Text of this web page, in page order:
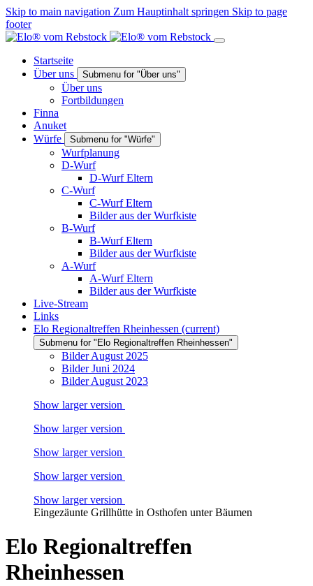
Skip to main navigation Zum Hauptinhalt springen Skip to page
footer
Startseite
Über uns
Submenu for "Über uns"
Über uns
Fortbildungen
Finna
Anuket
Würfe
Submenu for "Würfe"
Wurfplanung
D-Wurf
D-Wurf Eltern
C-Wurf
C-Wurf Eltern
Bilder aus der Wurfkiste
B-Wurf
B-Wurf Eltern
Bilder aus der Wurfkiste
A-Wurf
A-Wurf Eltern
Bilder aus der Wurfkiste
Live-Stream
Links
Elo Regionaltreffen Rheinhessen (current)
Submenu for "Elo Regionaltreffen Rheinhessen"
Bilder August 2025
Bilder Juni 2024
Bilder August 2023
Show larger version
Show larger version
Show larger version
Show larger version
Show larger version
Eingezäunte Grillhütte in Osthofen unter Bäumen
Elo Regionaltreffen
Rheinhessen